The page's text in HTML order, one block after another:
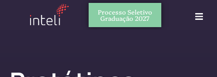
Processo Seletivo
Graduação 2027